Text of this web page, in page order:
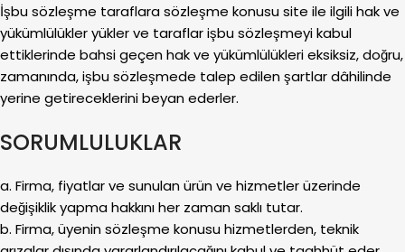
İşbu sözleşme taraflara sözleşme konusu site ile ilgili hak ve
yükümlülükler yükler ve taraflar işbu sözleşmeyi kabul
ettiklerinde bahsi geçen hak ve yükümlülükleri eksiksiz, doğru,
zamanında, işbu sözleşmede talep edilen şartlar dâhilinde
yerine getireceklerini beyan ederler.
SORUMLULUKLAR
a. Firma, fiyatlar ve sunulan ürün ve hizmetler üzerinde
değişiklik yapma hakkını her zaman saklı tutar.
b. Firma, üyenin sözleşme konusu hizmetlerden, teknik